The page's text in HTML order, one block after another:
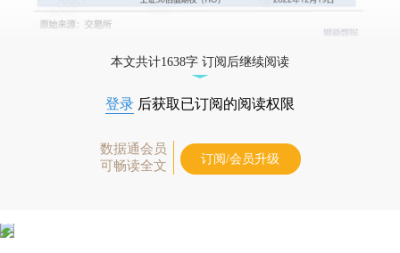
本文共计1638字 订阅后继续阅读
登录 后获取已订阅的阅读权限
数据通会员
可畅读全文
订阅/会员升级